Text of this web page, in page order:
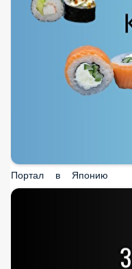
Портал в Японию